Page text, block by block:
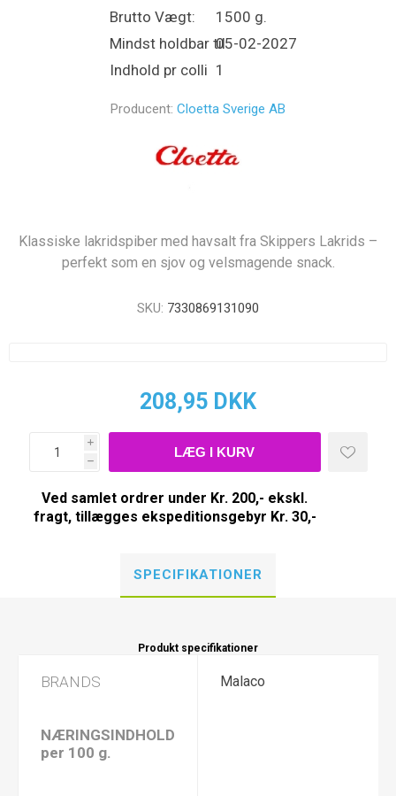
Brutto Vægt:
1500 g.
Mindst holdbar til05-02-2027
Indhold pr colli 1
Producent: Cloetta Sverige AB
Klassiske lakridspiber med havsalt fra Skippers Lakrids –
perfekt som en sjov og velsmagende snack.
SKU: 7330869131090
208,95 DKK
i
h
Ved samlet ordrer under Kr. 200,- ekskl.
fragt, tillægges ekspeditionsgebyr Kr. 30,-
SPECIFIKATIONER
Produkt specifikationer
BRANDS Malaco
NÆRINGSINDHOLD
per 100 g.